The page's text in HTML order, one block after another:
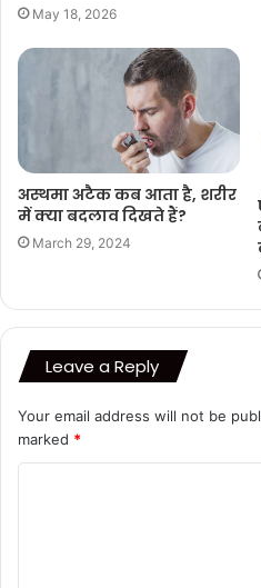
May 18, 2026
अस्थमा अटैक कब आता है, शरीर
में क्या बदलाव दिखते हैं?
March 29, 2024
Leave a Reply
Your email address will not be
marked *